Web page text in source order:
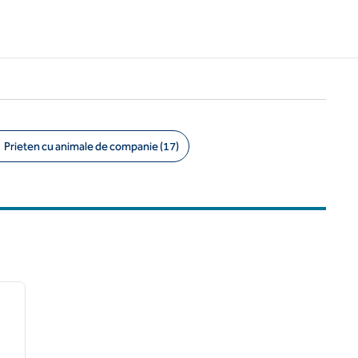
Prieten cu animale de companie (17)
imaginea următoare